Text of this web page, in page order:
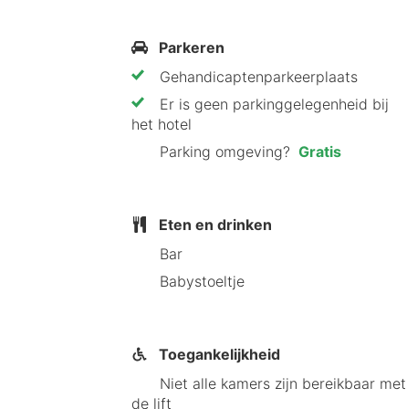
Parkeren
Gehandicaptenparkeerplaats
het hotel
Parking omgeving? Gratis
Eten en drinken
Bar
Babystoeltje
Toegankelijkheid
de lift